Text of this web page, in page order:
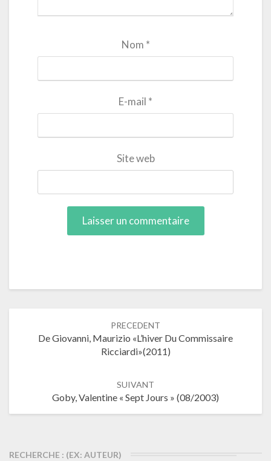
Nom *
E-mail *
Site web
PRECEDENT
De Giovanni, Maurizio «L’hiver Du Commissaire
Ricciardi»(2011)
SUIVANT
Goby, Valentine « Sept Jours » (08/2003)
RECHERCHE : (EX: AUTEUR)